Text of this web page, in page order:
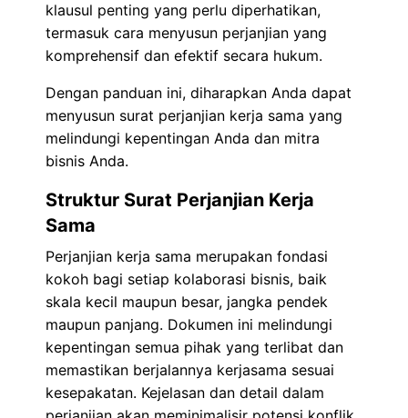
klausul penting yang perlu diperhatikan,
termasuk cara menyusun perjanjian yang
komprehensif dan efektif secara hukum.
Dengan panduan ini, diharapkan Anda dapat
menyusun surat perjanjian kerja sama yang
melindungi kepentingan Anda dan mitra
bisnis Anda.
Struktur Surat Perjanjian Kerja
Sama
Perjanjian kerja sama merupakan fondasi
kokoh bagi setiap kolaborasi bisnis, baik
skala kecil maupun besar, jangka pendek
maupun panjang. Dokumen ini melindungi
kepentingan semua pihak yang terlibat dan
memastikan berjalannya kerjasama sesuai
kesepakatan. Kejelasan dan detail dalam